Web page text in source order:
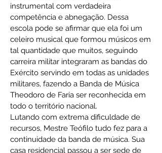
instrumental com verdadeira
competência e abnegação. Dessa
escola pode se afirmar que ela foi um
celeiro musical que formou músicos em
tal quantidade que muitos, seguindo
carreira militar integraram as bandas do
Exército servindo em todas as unidades
militares, fazendo a Banda de Música
Theodoro de Faria ser reconhecida em
todo o território nacional.
Lutando com extrema dificuldade de
recursos, Mestre Teófilo tudo fez para a
continuidade da banda de música. Sua
casa residencial passou a ser sede de